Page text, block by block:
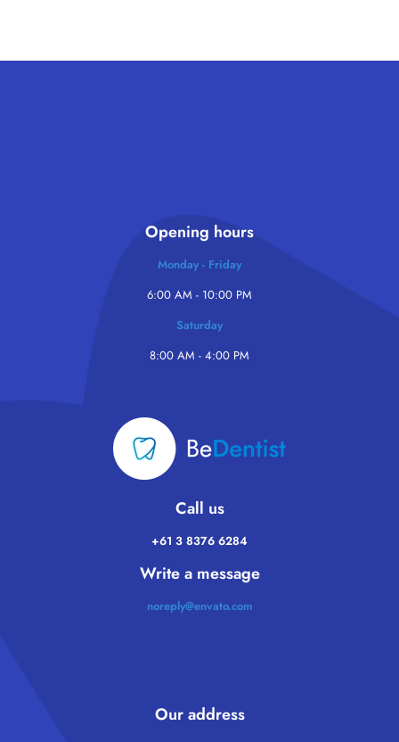
Opening hours
Monday - Friday
6:00 AM - 10:00 PM
Saturday
8:00 AM - 4:00 PM
Call us
+61 3 8376 6284
Write a message
noreply@envato.com
Our address